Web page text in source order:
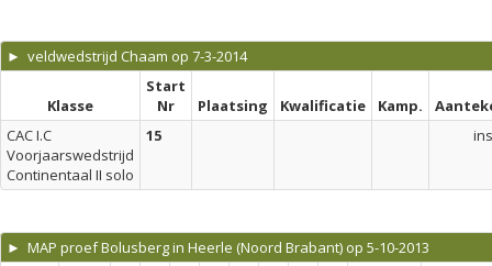
► veldwedstrijd Chaam op 7-3-2014
Klasse
Start
Nr
Plaatsing Kwalificatie Kamp.
CAC I.C
Voorjaarswedstrijd
Continentaal II solo
15 ins
► MAP proef Bolusberg in Heerle (Noord Brabant) op 5-10-2013